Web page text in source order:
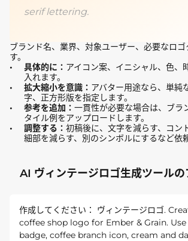
serif lettering.
ブランド名、業界、対象ユーザー、必要なロゴ
す。
具体的に： アイコン案、イニシャル、色、
入れます。
拡大縮小を意識： アバター用途なら、単純
字、正方形版を指定します。
参考を追加： 一貫性が必要な場合は、ブラ
タイル例をアップロードします。
調整する： 初稿後に、文字を減らす、コン
細部を減らす、別のシンボルにするなど依
AI ヴィンテージロゴ生成ツールの
作成してください： ヴィンテージロゴ.
coffee shop logo for Ember & Grain.
badge, coffee branch icon, cream and